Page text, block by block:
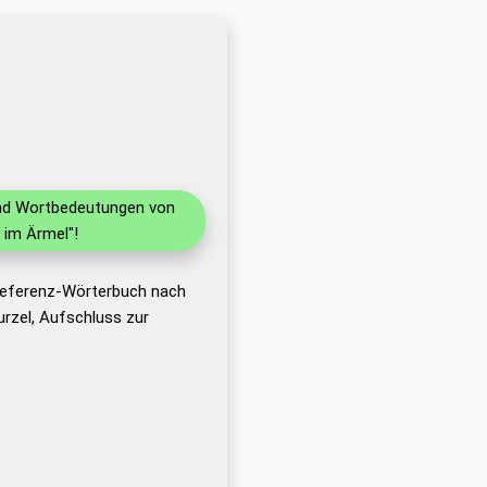
Wortbedeutungen von
Ärmel"!
Wörterbuch nach
Aufschluss zur